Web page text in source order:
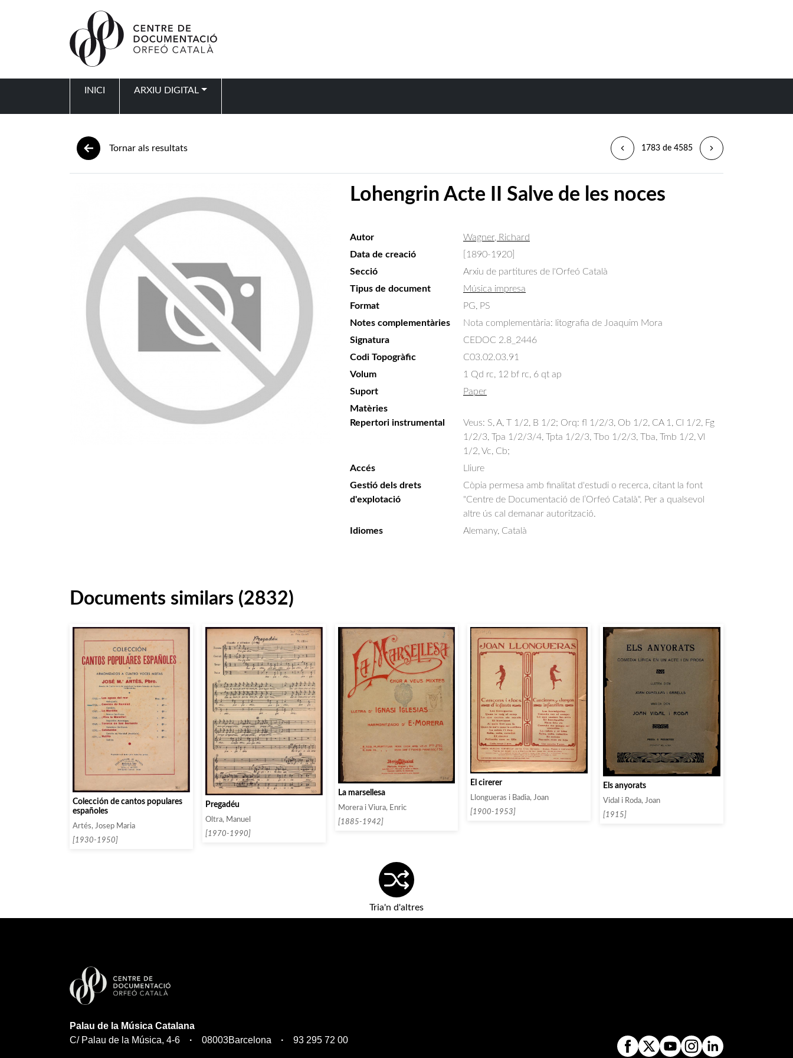
INICI ARXIU DIGITAL
Tornar als resultats 1783 de 4585
Lohengrin Acte II Salve de les noces
Autor
Wagner, Richard
Data de creació
[1890-1920]
Secció
Arxiu de partitures de l'Orfeó Català
Tipus de document
Música impresa
Format
PG, PS
Notes complementàries
Nota complementària: litografia de Joaquim Mora
Signatura
CEDOC 2.8_2446
Codi Topogràfic
C03.02.03.91
Volum
1 Qd rc, 12 bf rc, 6 qt ap
Suport
Paper
Matèries
Repertori instrumental
Veus: S, A, T 1/2, B 1/2; Orq: fl 1/2/3, Ob 1/2, CA 1, Cl 1/2, Fg
1/2/3, Tpa 1/2/3/4, Tpta 1/2/3, Tbo 1/2/3, Tba, Tmb 1/2, Vl
1/2, Vc, Cb;
Accés
Lliure
Gestió dels drets
d'explotació
Còpia permesa amb finalitat d'estudi o recerca, citant la font
"Centre de Documentació de l’Orfeó Català". Per a qualsevol
altre ús cal demanar autorització.
Idiomes
Alemany, Català
Documents similars (2832)
Colección de cantos populares
españoles
Artés, Josep Maria
[1930-1950]
Pregadéu
Oltra, Manuel
[1970-1990]
La marsellesa
Morera i Viura, Enric
[1885-1942]
El cirerer
Llongueras i Badia, Joan
[1900-1953]
Els anyorats
Vidal i Roda, Joan
[1915]
Tria'n d'altres
Palau de la Música Catalana
C/ Palau de la Música, 4-6
08003Barcelona 93 295 72 00